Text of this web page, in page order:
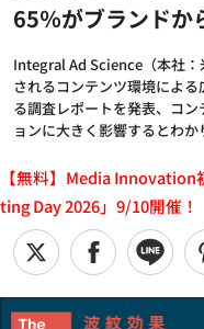
65％がブランドか
Integral Ad Science（本社：
されるコンテンツ環境によ
る調査レポートを発表、コ
ョンに大きく影響するとわ
【無料】Media
ting Day 2026」9/10開催！